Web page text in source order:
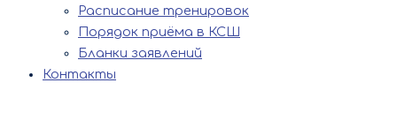
Расписание тренировок
Порядок приёма в КСШ
Бланки заявлений
Контакты